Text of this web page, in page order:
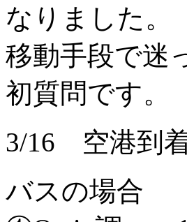
なりました。
移動手段で迷
初質問です。
3/16 空港到
バスの場合